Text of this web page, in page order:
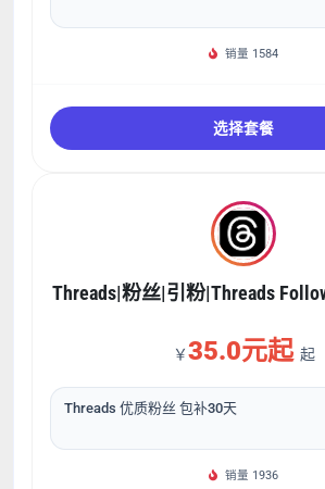
销量 1584
选择套餐
Threads|粉丝|引粉|Threads
￥35.0元起 起
Threads 优质粉丝 包补30天
销量 1936